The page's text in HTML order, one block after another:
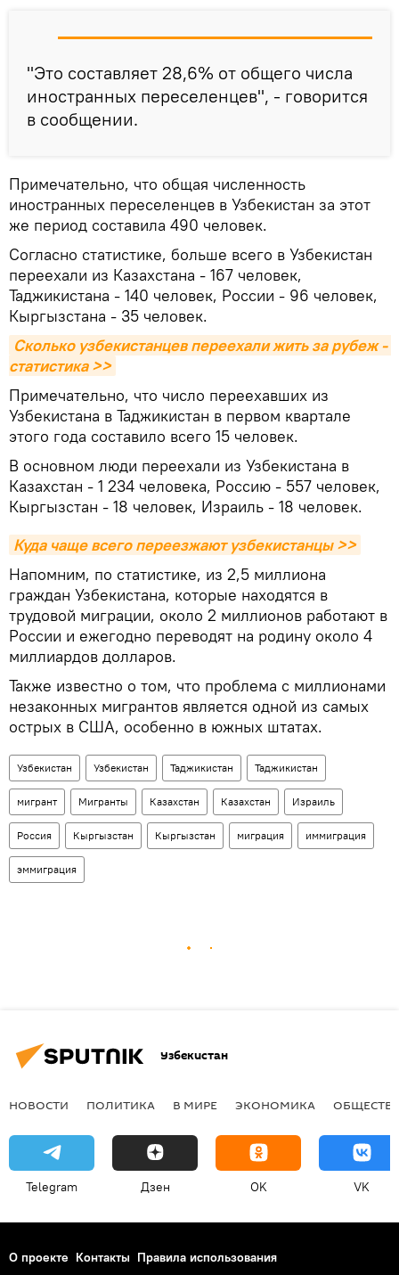
"Это составляет 28,6% от общего числа
иностранных переселенцев", - говорится
в сообщении.
Примечательно, что общая численность
иностранных переселенцев в Узбекистан за этот
же период составила 490 человек.
Согласно статистике, больше всего в Узбекистан
переехали из Казахстана - 167 человек,
Таджикистана - 140 человек, России - 96 человек,
Кыргызстана - 35 человек.
Сколько узбекистанцев переехали жить за рубеж -
статистика >>
Примечательно, что число переехавших из
Узбекистана в Таджикистан в первом квартале
этого года составило всего 15 человек.
В основном люди переехали из Узбекистана в
Казахстан - 1 234 человека, Россию - 557 человек,
Кыргызстан - 18 человек, Израиль - 18 человек.
Куда чаще всего переезжают узбекистанцы >>
Напомним, по статистике, из 2,5 миллиона
граждан Узбекистана, которые находятся в
трудовой миграции, около 2 миллионов работают в
России и ежегодно переводят на родину около 4
миллиардов долларов.
Также известно о том, что проблема с миллионами
незаконных мигрантов является одной из самых
острых в США, особенно в южных штатах.
Узбекистан Узбекистан Таджикистан Таджикистан
мигрант Мигранты Казахстан Казахстан Израиль
Россия Кыргызстан Кыргызстан миграция иммиграция
эммиграция
Узбекистан
НОВОСТИ ПОЛИТИКА В МИРЕ ЭКОНОМИКА
Telegram Дзен OK VK
О проекте Контакты Правила использования